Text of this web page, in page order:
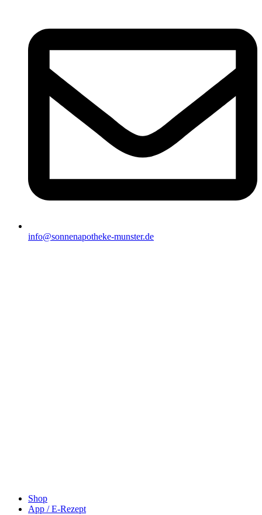
info@sonnenapotheke-munster.de
Shop
App / E-Rezept